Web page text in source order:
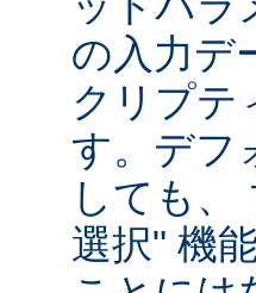
の入力デ
クリプテ
す。デフ
しても、
選択" 機